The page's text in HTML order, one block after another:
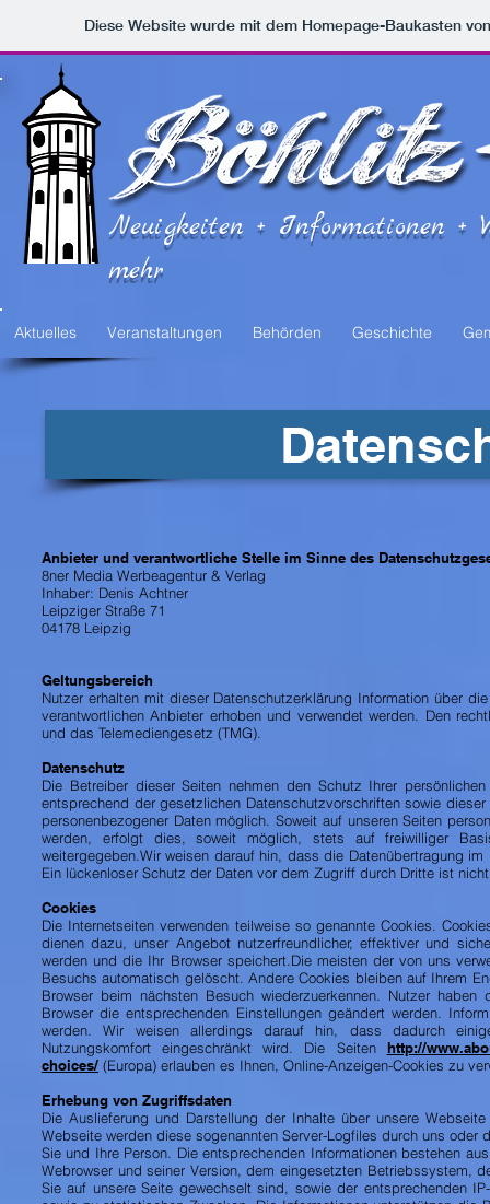
Diese Website wurde mit dem Homepage-Baukasten
Neuigkeiten + Informationen +
mehr
Aktuelles Veranstaltungen Behörden Geschichte
Anbieter und verantwortliche Stelle im Sinne des
8ner Media Werbeagentur & Verlag
Inhaber: Denis Achtner
Leipziger Straße 71
04178 Leipzig
Geltungsbereich
Nutzer erhalten mit dieser Datenschutzerklärung Information über
verantwortlichen Anbieter erhoben und verwendet werden. Den
und das Telemediengesetz (TMG).
Datenschutz
Die Betreiber dieser Seiten nehmen den Schutz Ihrer
entsprechend der gesetzlichen Datenschutzvorschriften sowie
personenbezogener Daten möglich. Soweit auf unseren Seiten
werden, erfolgt dies, soweit möglich, stets auf freiwilliger
weitergegeben.Wir weisen darauf hin, dass die Datenübertragung
Ein lückenloser Schutz der Daten vor dem Zugriff durch Dritte ist
Cookies
Die Internetseiten verwenden teilweise so genannte Cookies.
dienen dazu, unser Angebot nutzerfreundlicher, effektiver und
werden und die Ihr Browser speichert.Die meisten der von uns
Besuchs automatisch gelöscht. Andere Cookies bleiben auf Ihrem
Browser beim nächsten Besuch wiederzuerkennen. Nutzer
Browser die entsprechenden Einstellungen geändert werden.
werden. Wir weisen allerdings darauf hin, dass dadurch
Nutzungskomfort eingeschränkt wird. Die Seiten http://
choices/ (Europa) erlauben es Ihnen, Online-Anzeigen-Cookies zu
Erhebung von Zugriffsdaten
Die Auslieferung und Darstellung der Inhalte über unsere
Webseite werden diese sogenannten Server-Logfiles durch uns
Sie und Ihre Person. Die entsprechenden Informationen bestehen
Webrowser und seiner Version, dem eingesetzten Betriebssystem,
Sie auf unsere Seite gewechselt sind, sowie der entsprechenden